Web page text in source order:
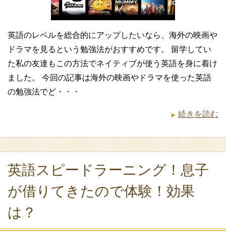
英語のレベルを総合的にアップしたいなら、海外の映画や
ドラマを見るという勉強法がおすすめです。 留学してい
た私の友達もこの方法でネイティブが使う英語を身に着け
ました。 今回の記事は海外の映画やドラマを使った英語
の勉強法でど・・・
続きを読む
英語スピードラーニング！息子
が借りてきたので体験！効果
は？